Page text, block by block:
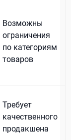
Возможны
ограничения
по категориям
товаров
Требует
качественного
продакшена